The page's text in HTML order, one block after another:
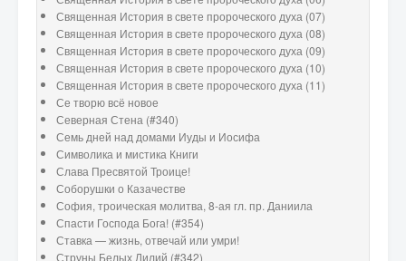
Священная История в свете пророческого духа (07)
Священная История в свете пророческого духа (08)
Священная История в свете пророческого духа (09)
Священная История в свете пророческого духа (10)
Священная История в свете пророческого духа (11)
Се творю всё новое
Северная Стена (#340)
Семь дней над домами Иуды и Иосифа
Символика и мистика Книги
Слава Пресвятой Троице!
Соборушки о Казачестве
София, троическая молитва, 8-ая гл. пр. Даниила
Спасти Господа Бога! (#354)
Ставка — жизнь, отвечай или умри!
Струны Белых Лилий (#342)